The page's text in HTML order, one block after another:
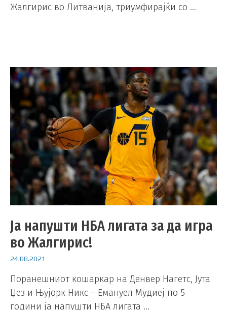
Жалгирис во Литванија, триумфирајќи со …
Ја напушти НБА лигата за да игра
во Жалгирис!
24.08.2021
Поранешниот кошаркар на Денвер Нагетс, Јута
Џез и Њујорк Никс – Емануел Мудиеј по 5
години ја напушти НБА лигата …